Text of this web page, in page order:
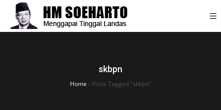
skbpn
Home › Posts Tagged "skbpn"